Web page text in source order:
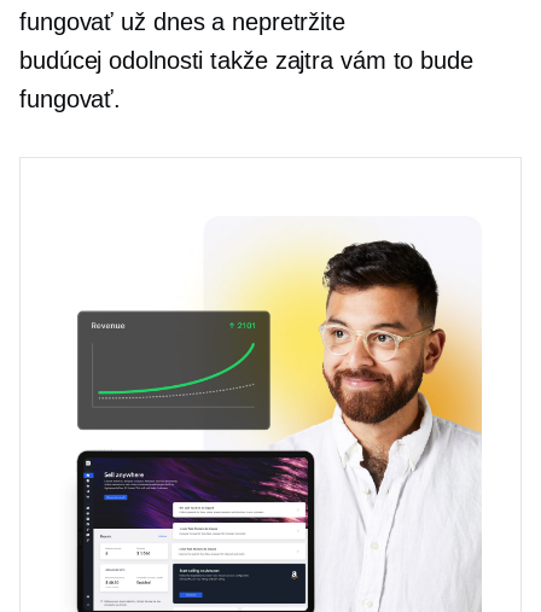
fungovať už dnes a nepretržite
budúcej odolnosti takže zajtra vám to bude
fungovať.